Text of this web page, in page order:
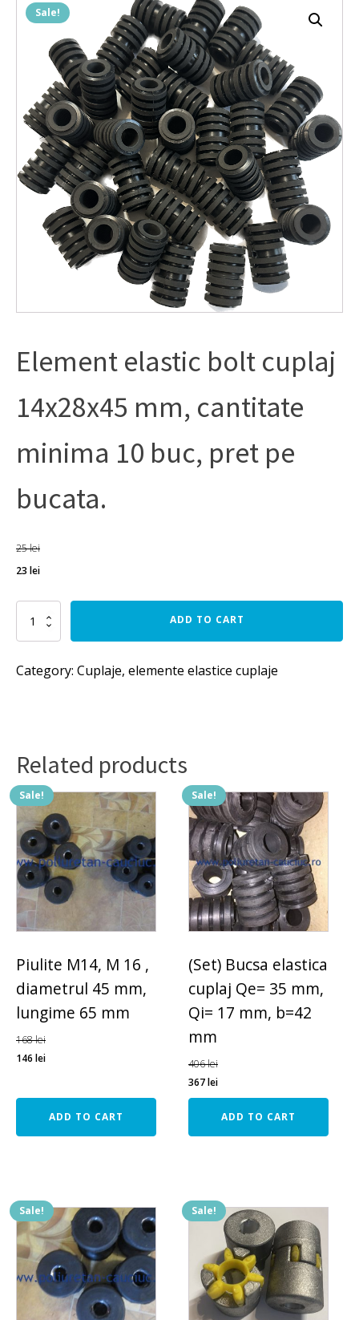
Sale!
Element elastic bolt cuplaj
14x28x45 mm, cantitate
minima 10 buc, pret pe
bucata.
25lei
23 lei
Element
elastic
bolt
14x28x45
pret
pe
bucata.
quantity
ADD TO CART
Category: Cuplaje, elemente elastice cuplaje
Related products
Sale!
Piulite M14, M 16 ,
diametrul 45 mm,
lungime 65 mm
168lei
146 lei
ADD TO CART
Sale!
(Set) Bucsa elastica
cuplaj Qe= 35 mm,
Qi= 17 mm, b=42
mm
406lei
367lei
ADD TO CART
Sale! Sale!